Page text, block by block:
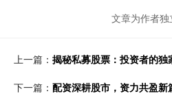
文章为作者
上一篇： 揭秘私募股票：投资者的独
下一篇： 配资深耕股市，资力共盈新